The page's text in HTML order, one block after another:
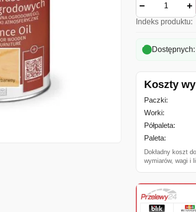
− +
Indeks produktu:
Dostępnych:
Koszty
Paczki:
Worki:
Półpaleta:
Paleta:
Dokładny koszt
wymiarów, wagi i